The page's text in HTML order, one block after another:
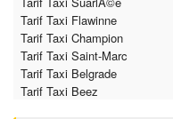
Tarif Taxi Flawinne
Tarif Taxi Champion
Tarif Taxi Saint-Marc
Tarif Taxi Belgrade
Tarif Taxi Beez